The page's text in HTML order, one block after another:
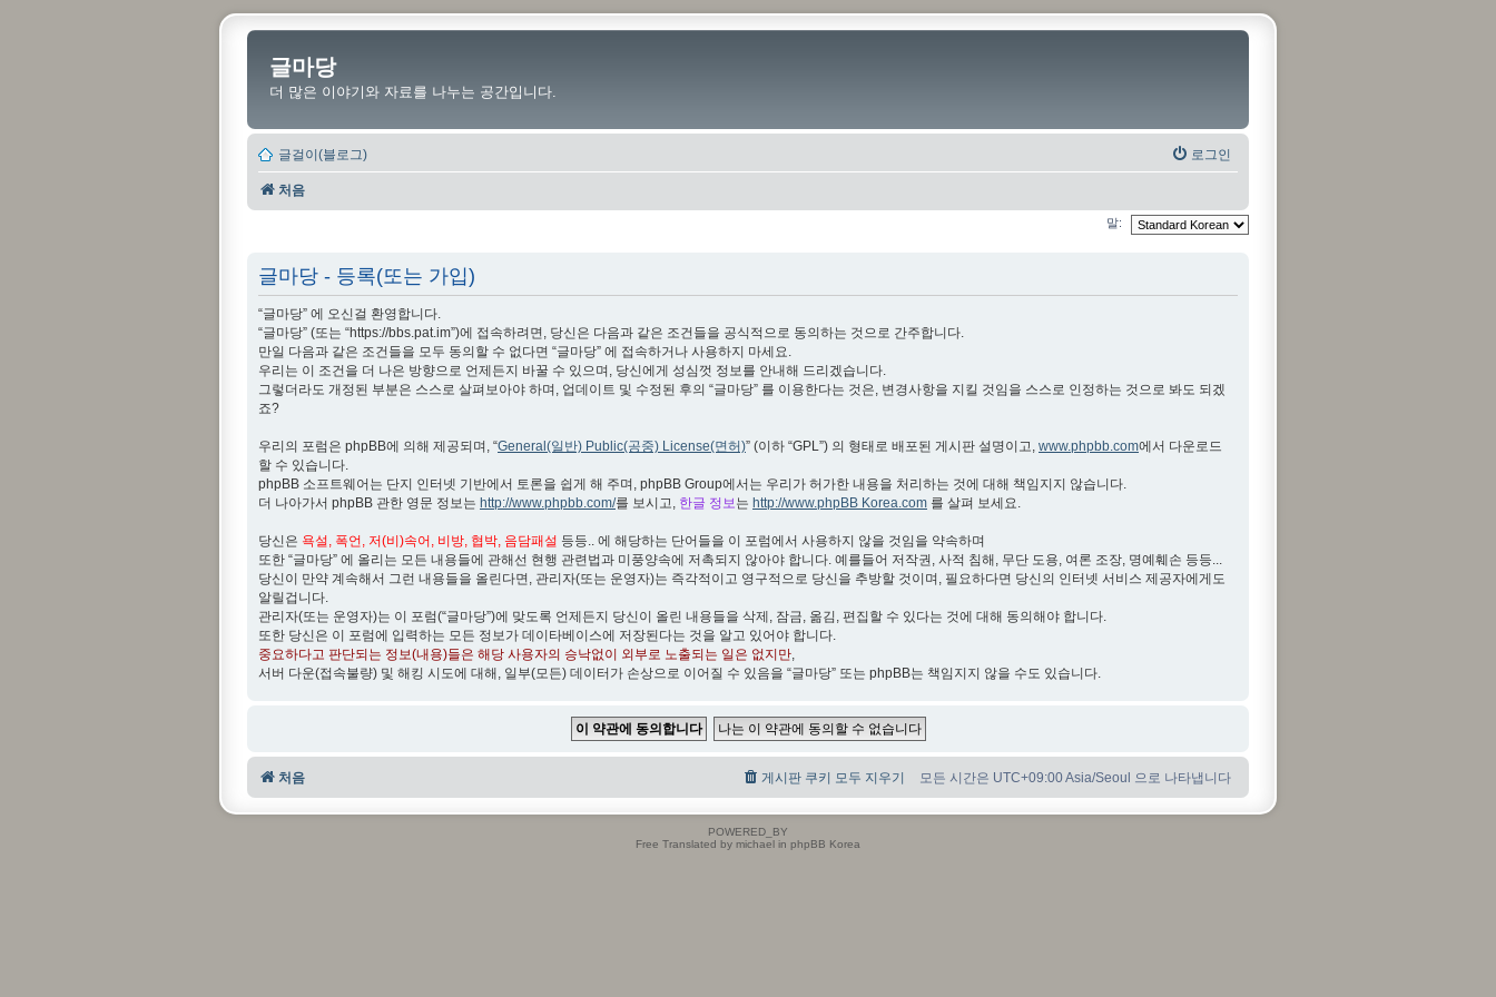
글마당
더 많은 이야기와 자료를 나누는 공간입니다.
글걸이(블로그) 로그인
처음
말:
글마당 - 등록(또는 가입)
“글마당” 에 오신걸 환영합니다.
“글마당” (또는 “https://bbs.pat.im”)에 접속하려면, 당신은 다음과 같은 조건들을 공식적으로 동의하는 것으로 간주합니다.
만일 다음과 같은 조건들을 모두 동의할 수 없다면 “글마당” 에 접속하거나 사용하지 마세요.
우리는 이 조건을 더 나은 방향으로 언제든지 바꿀 수 있으며, 당신에게 성심껏 정보를 안내해 드리겠습니다.
그렇더라도 개정된 부분은 스스로 살펴보아야 하며, 업데이트 및 수정된 후의 “글마당” 를 이용한다는 것은, 변경사항을 지킬 것임을 스스로 인정하는 것으로 봐도 되겠
죠?
우리의 포럼은 phpBB에 의해 제공되며, “General(일반) Public(공중) License(면허)” (이하 “GPL”) 의 형태로 배포된 게시판 설명이고, www.phpbb.com에서 다운로드
할 수 있습니다.
phpBB 소프트웨어는 단지 인터넷 기반에서 토론을 쉽게 해 주며, phpBB Group에서는 우리가 허가한 내용을 처리하는 것에 대해 책임지지 않습니다.
더 나아가서 phpBB 관한 영문 정보는 http://www.phpbb.com/를 보시고, 한글 정보는 http://www.phpBB Korea.com 를 살펴 보세요.
당신은 욕설, 폭언, 저(비)속어, 비방, 협박, 음담패설 등등.. 에 해당하는 단어들을 이 포럼에서 사용하지 않을 것임을 약속하며
또한 “글마당” 에 올리는 모든 내용들에 관해선 현행 관련법과 미풍양속에 저촉되지 않아야 합니다. 예를들어 저작권, 사적 침해, 무단 도용, 여론 조장, 명예훼손 등등...
당신이 만약 계속해서 그런 내용들을 올린다면, 관리자(또는 운영자)는 즉각적이고 영구적으로 당신을 추방할 것이며, 필요하다면 당신의 인터넷 서비스 제공자에게도
알릴겁니다.
관리자(또는 운영자)는 이 포럼(“글마당”)에 맞도록 언제든지 당신이 올린 내용들을 삭제, 잠금, 옮김, 편집할 수 있다는 것에 대해 동의해야 합니다.
또한 당신은 이 포럼에 입력하는 모든 정보가 데이타베이스에 저장된다는 것을 알고 있어야 합니다.
중요하다고 판단되는 정보(내용)들은 해당 사용자의 승낙없이 외부로 노출되는 일은 없지만,
서버 다운(접속불량) 및 해킹 시도에 대해, 일부(모든) 데이터가 손상으로 이어질 수 있음을 “글마당” 또는 phpBB는 책임지지 않을 수도 있습니다.
처음 모든 시간은 UTC+09:00 Asia/Seoul 으로 나타냅니다
게시판 쿠키 모두 지우기
POWERED_BY
Free Translated by michael in phpBB Korea